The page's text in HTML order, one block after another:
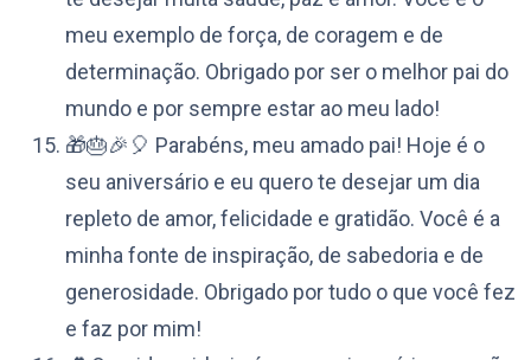
meu exemplo de força, de coragem e de
determinação. Obrigado por ser o melhor pai do
mundo e por sempre estar ao meu lado!
🎁🎂🎉🎈 Parabéns, meu amado pai! Hoje é o
seu aniversário e eu quero te desejar um dia
repleto de amor, felicidade e gratidão. Você é a
minha fonte de inspiração, de sabedoria e de
generosidade. Obrigado por tudo o que você fez
e faz por mim!